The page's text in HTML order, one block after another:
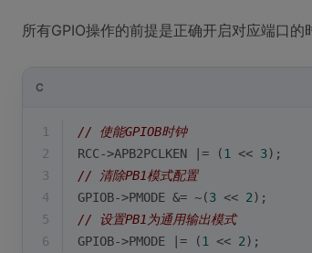
所有GPIO操作的前提是正确开启对应端口
C
1
// 使能GPIOB时钟
2
RCC->APB2PCLKEN |= (1 << 3);
3
// 清除PB1模式配置
4
GPIOB->PMODE &= ~(3 << 2);
5
// 设置PB1为通用输出模式
6
GPIOB->PMODE |= (1 << 2);